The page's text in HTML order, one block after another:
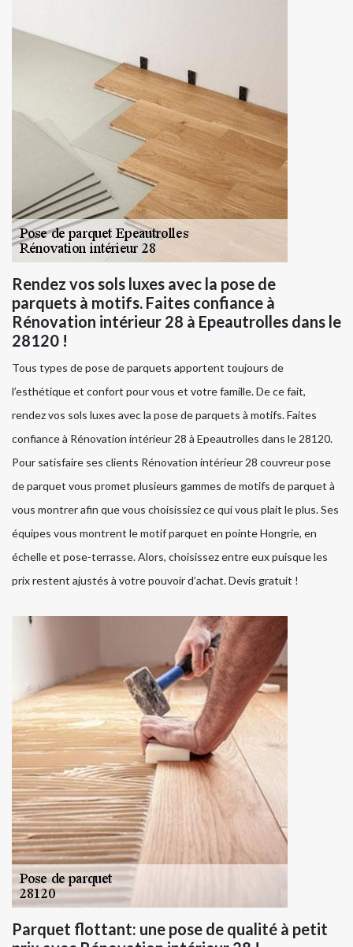
Rendez vos sols luxes avec la pose de
parquets à motifs. Faites confiance à
Rénovation intérieur 28 à Epeautrolles dans le
28120 !
Tous types de pose de parquets apportent toujours de
l’esthétique et confort pour vous et votre famille. De ce fait,
rendez vos sols luxes avec la pose de parquets à motifs. Faites
confiance à Rénovation intérieur 28 à Epeautrolles dans le 28120.
Pour satisfaire ses clients Rénovation intérieur 28 couvreur pose
de parquet vous promet plusieurs gammes de motifs de parquet à
vous montrer afin que vous choisissiez ce qui vous plait le plus. Ses
équipes vous montrent le motif parquet en pointe Hongrie, en
échelle et pose-terrasse. Alors, choisissez entre eux puisque les
prix restent ajustés à votre pouvoir d’achat. Devis gratuit !
Parquet flottant: une pose de qualité à petit